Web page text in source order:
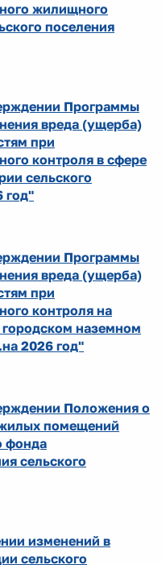
жилищного
поселения
Программы
вреда (ущерба)
при
контроля в сфере
сельского
год"
Программы
вреда (ущерба)
при
контроля на
наземном
2026 год"
Положения о
помещений
фонда
сельского
изменений в
сельского